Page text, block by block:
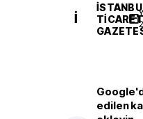
İ
TICARET
edilen